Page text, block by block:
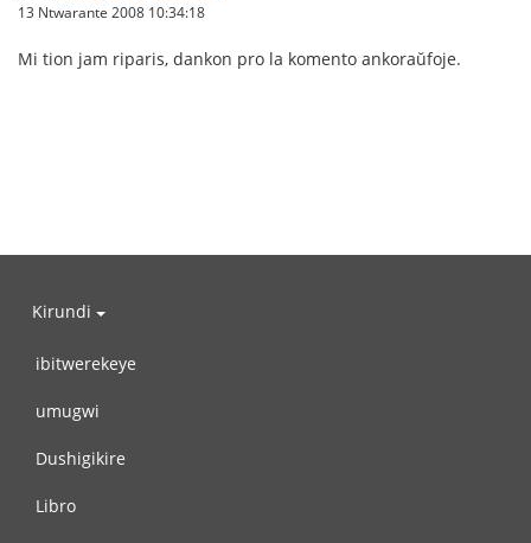
13 Ntwarante 2008 10:34:18
Mi tion jam riparis, dankon pro la komento ankoraŭfoje.
Kirundi
ibitwerekeye
umugwi
Dushigikire
Libro